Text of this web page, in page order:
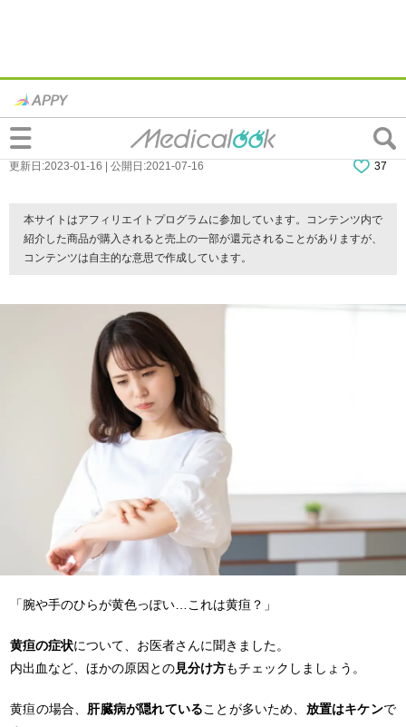
黄疸は腕や手のひらにも出る！打撲との違
いや見分け方。原因となる病気も
更新日:2023-01-16 | 公開日:2021-07-16 37
本サイトはアフィリエイトプログラムに参加しています。コンテンツ内で
紹介した商品が購入されると売上の一部が還元されることがありますが、
コンテンツは自主的な意思で作成しています。
「腕や手のひらが黄色っぽい…これは黄疸？」
黄疸の症状について、お医者さんに聞きました。
内出血など、ほかの原因との見分け方もチェックしましょう。
黄疸の場合、 肝臓病が隠れていることが多いため、 放置はキケンで